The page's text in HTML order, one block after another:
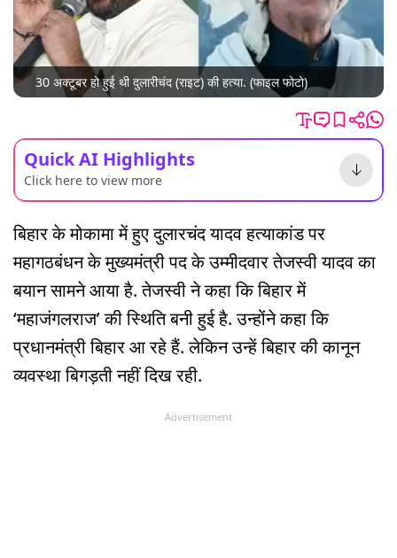
30 अक्टूबर हो हुई थी दुलारीचंद (राइट) की हत्या. (फाइल फोटो)
Quick AI Highlights
Click here to view more
बिहार के मोकामा में हुए दुलारचंद यादव हत्याकांड पर
महागठबंधन के मुख्यमंत्री पद के उम्मीदवार तेजस्वी यादव का
बयान सामने आया है. तेजस्वी ने कहा कि बिहार में
‘महाजंगलराज’ की स्थिति बनी हुई है. उन्होंने कहा कि
प्रधानमंत्री बिहार आ रहे हैं. लेकिन उन्हें बिहार की कानून
व्यवस्था बिगड़ती नहीं दिख रही.
Advertisement